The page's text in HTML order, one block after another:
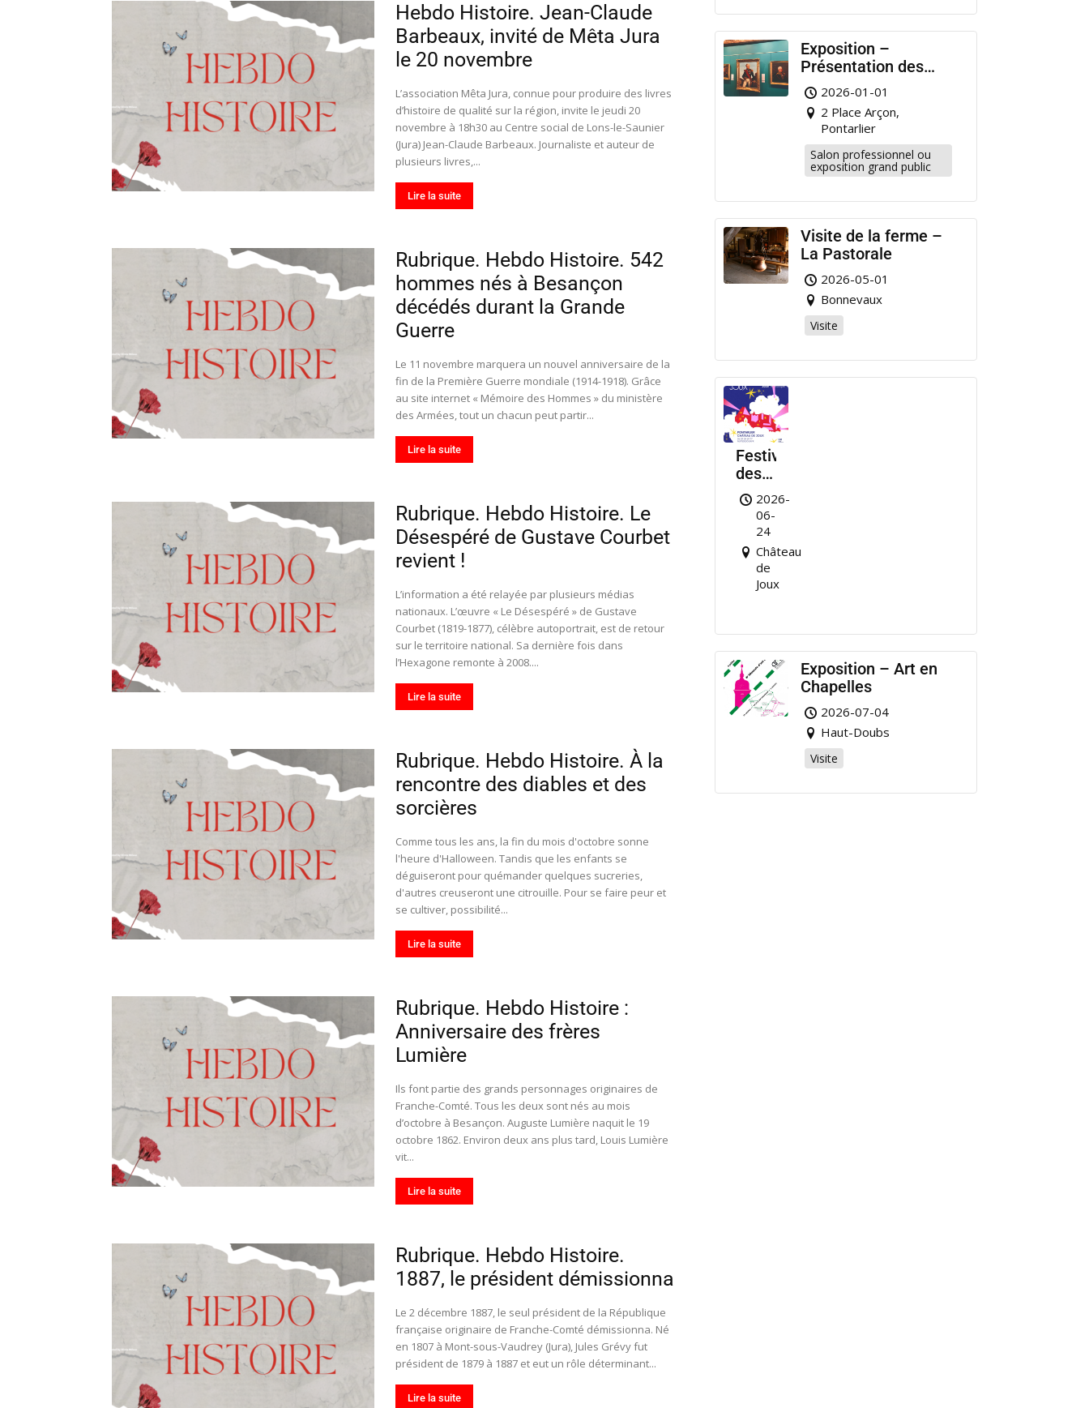
Hebdo Histoire. Jean-Claude
Barbeaux, invité de Mêta Jura
le 20 novembre
L’association Mêta Jura, connue pour produire des livres
d’histoire de qualité sur la région, invite le jeudi 20
novembre à 18h30 au Centre social de Lons-le-Saunier
(Jura) Jean-Claude Barbeaux. Journaliste et auteur de
plusieurs livres,...
Lire la suite
Rubrique. Hebdo Histoire. 542
hommes nés à Besançon
décédés durant la Grande
Guerre
Le 11 novembre marquera un nouvel anniversaire de la
fin de la Première Guerre mondiale (1914-1918). Grâce
au site internet « Mémoire des Hommes » du ministère
des Armées, tout un chacun peut partir...
Lire la suite
Rubrique. Hebdo Histoire. Le
Désespéré de Gustave Courbet
revient !
L’information a été relayée par plusieurs médias
nationaux. L’œuvre « Le Désespéré » de Gustave
Courbet (1819-1877), célèbre autoportrait, est de retour
sur le territoire national. Sa dernière fois dans
l’Hexagone remonte à 2008....
Lire la suite
Rubrique. Hebdo Histoire. À la
rencontre des diables et des
sorcières
Comme tous les ans, la fin du mois d'octobre sonne
l'heure d'Halloween. Tandis que les enfants se
déguiseront pour quémander quelques sucreries,
d'autres creuseront une citrouille. Pour se faire peur et
se cultiver, possibilité...
Lire la suite
Rubrique. Hebdo Histoire :
Anniversaire des frères
Lumière
Ils font partie des grands personnages originaires de
Franche-Comté. Tous les deux sont nés au mois
d’octobre à Besançon. Auguste Lumière naquit le 19
octobre 1862. Environ deux ans plus tard, Louis Lumière
vit...
Lire la suite
Rubrique. Hebdo Histoire.
1887, le président démissionna
Le 2 décembre 1887, le seul président de la République
française originaire de Franche-Comté démissionna. Né
en 1807 à Mont-sous-Vaudrey (Jura), Jules Grévy fut
président de 1879 à 1887 et eut un rôle déterminant...
Lire la suite
Exposition –
Présentation des
portraits de militaire
restaurés à
Pontarlier
2026-01-01
2 Place Arçon,
Pontarlier
Salon professionnel ou
exposition grand public
Visite de la ferme –
La Pastorale
2026-05-01
Bonnevaux
Visite
Festival
des
Nuits
de
Joux
2026-
06-
24
Château
de
Joux
Exposition – Art en
Chapelles
2026-07-04
Haut-Doubs
Visite